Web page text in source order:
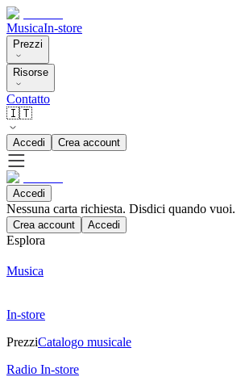
MusicaIn-store
Prezzi
Risorse
Contatto
🇮🇹
Accedi Crea account
Accedi
Nessuna carta richiesta. Disdici quando vuoi.
Crea account Accedi
Esplora
Musica
In-store
PrezziCatalogo musicale
Radio In-store